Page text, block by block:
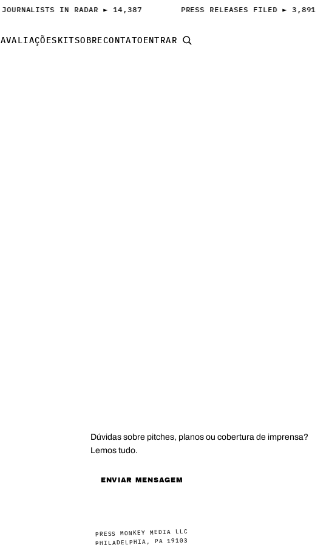
JOURNALISTS IN RADAR ► 14,387 PRESS RELEASES FILED ► 3,891
AVALIAÇÕESKITSOBRECONTATOENTRAR
Dúvidas sobre pitches, planos ou cobertura de imprensa?
Lemos tudo.
ENVIAR MENSAGEM
PRESS MONKEY MEDIA LLC
PHILADELPHIA, PA 19103